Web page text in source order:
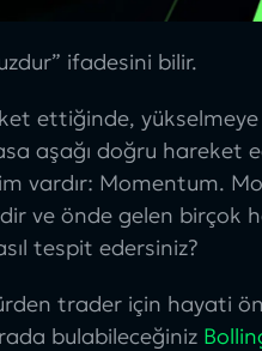
ifadesini bilir.
ettiğinde, yükselmeye
aşağı doğru
vardır: Momentum.
ve önde gelen birçok
tespit edersiniz?
trader için hayati
bulabileceğiniz